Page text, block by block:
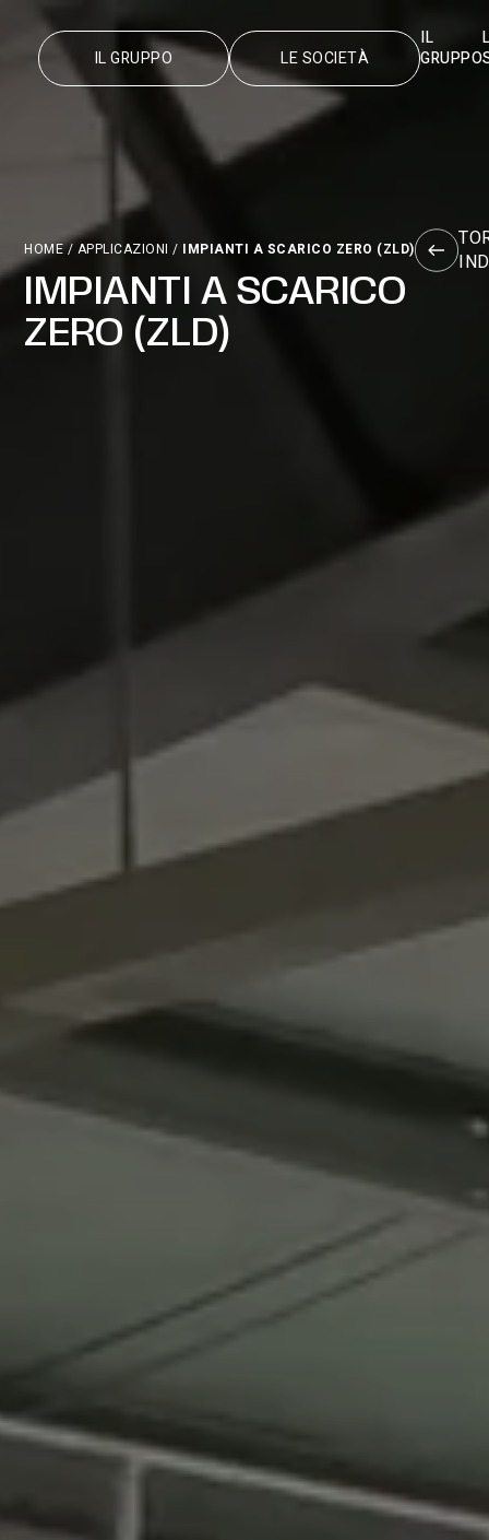
IL GRUPPO LE SOCIETÀ
IL
GRUPPO
HOME/ APPLICAZIONI / IMPIANTI A SCARICO ZERO (ZLD)
IMPIANTI A SCARICO
ZERO (ZLD)